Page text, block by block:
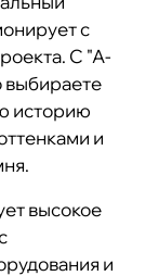
с
С "А-
выбираете
историю
и
высокое
и